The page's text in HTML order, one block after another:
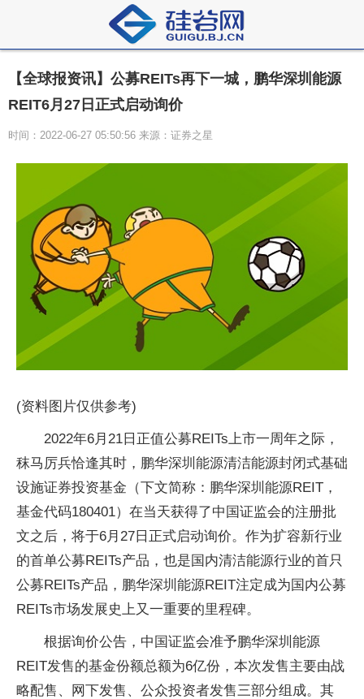
【全球报资讯】公募REITs再下一城，鹏华深圳能源
REIT6月27日正式启动询价
时间：2022-06-27 05:50:56 来源：证券之星
(资料图片仅供参考)
2022年6月21日正值公募REITs上市一周年之际，
秣马厉兵恰逢其时，鹏华深圳能源清洁能源封闭式基础
设施证券投资基金（下文简称：鹏华深圳能源REIT，
基金代码180401）在当天获得了中国证监会的注册批
文之后，将于6月27日正式启动询价。作为扩容新行业
的首单公募REITs产品，也是国内清洁能源行业的首只
公募REITs产品，鹏华深圳能源REIT注定成为国内公募
REITs市场发展史上又一重要的里程碑。
根据询价公告，中国证监会准予鹏华深圳能源
REIT发售的基金份额总额为6亿份，本次发售主要由战
略配售、网下发售、公众投资者发售三部分组成。其